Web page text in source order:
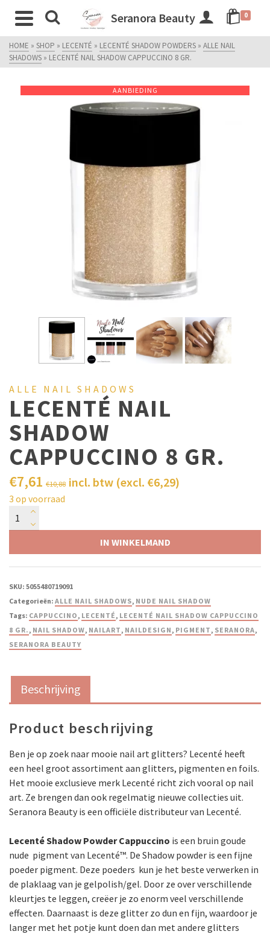
Seranora Beauty 0
HOME » SHOP » LECENTÉ » LECENTÉ SHADOW POWDERS » ALLE NAIL
SHADOWS » LECENTÉ NAIL SHADOW CAPPUCCINO 8 GR.
AANBIEDING
ALLE NAIL SHADOWS
LECENTÉ NAIL
SHADOW
CAPPUCCINO 8 GR.
€10,88
€7,61 incl. btw (excl. €6,29)
3 op voorraad
IN WINKELMAND
SKU: 5055480719091
Categorieën: ALLE NAIL SHADOWS, NUDE NAIL SHADOW
Tags: CAPPUCCINO, LECENTÉ, LECENTÉ NAIL SHADOW CAPPUCCINO
8 GR., NAIL SHADOW, NAILART, NAILDESIGN, PIGMENT, SERANORA,
SERANORA BEAUTY
Beschrijving
Product beschrijving
Ben je op zoek naar mooie nail art glitters? Lecenté heeft
een heel groot assortiment aan glitters, pigmenten en foils.
Het mooie exclusieve merk Lecenté richt zich vooral op nail
art. Ze brengen dan ook regelmatig nieuwe collecties uit.
Seranora Beauty is een officiële distributeur van Lecenté.
Lecenté Shadow Powder Cappuccino is een bruin goude
nude pigment van Lecenté™. De Shadow powder is een fijne
poeder pigment. Deze poeders kun je het beste verwerken in
de plaklaag van je gelpolish/gel. Door ze over verschillende
kleurtjes te leggen, creëer je zo enorm veel verschillende
effecten. Daarnaast is deze glitter zo dun en fijn, waardoor je
langer met het potje kunt doen dan met andere glitters